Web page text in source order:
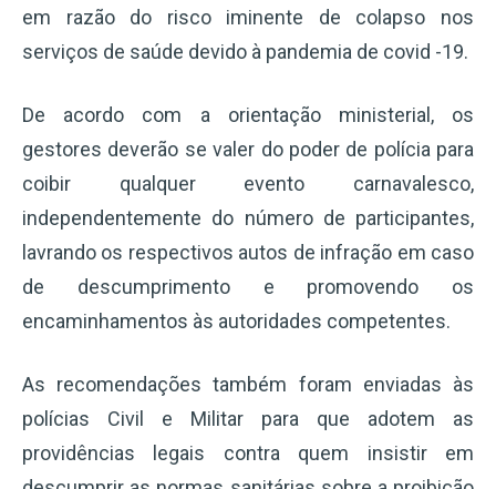
em razão do risco iminente de colapso nos
serviços de saúde devido à pandemia de covid -19.
De acordo com a orientação ministerial, os
gestores deverão se valer do poder de polícia para
coibir qualquer evento carnavalesco,
independentemente do número de participantes,
lavrando os respectivos autos de infração em caso
de descumprimento e promovendo os
encaminhamentos às autoridades competentes.
As recomendações também foram enviadas às
polícias Civil e Militar para que adotem as
providências legais contra quem insistir em